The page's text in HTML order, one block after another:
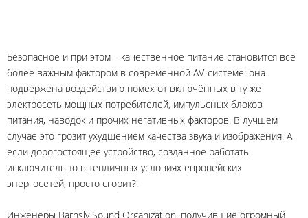
Безопасное и при этом – качественное питание становится всё
более важным фактором в современной AV-системе: она
подвержена воздействию помех от включённых в ту же
электросеть мощных потребителей, импульсных блоков
питания, наводок и прочих негативных факторов. В лучшем
случае это грозит ухудшением качества звука и изображения. А
если дорогостоящее устройство, созданное работать
исключительно в тепличных условиях европейских
энергосетей, просто сгорит?!
Инженеры Barnsly Sound Organization, получившие огромный